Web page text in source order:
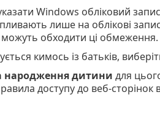
Windows обліковий
лише на облікові
можуть обходити ці обмеження.
кимось із батьків,
народження дитини для
доступу до веб-сторінок